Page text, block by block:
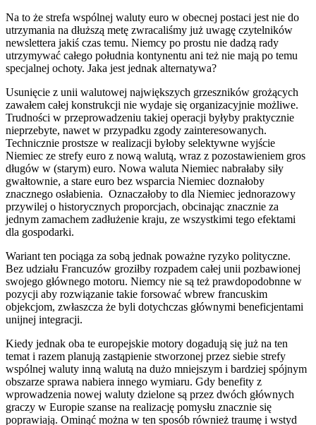
Na to że strefa wspólnej waluty euro w obecnej postaci jest nie do
utrzymania na dłuższą metę zwracaliśmy już uwagę czytelników
newslettera jakiś czas temu. Niemcy po prostu nie dadzą rady
utrzymywać całego południa kontynentu ani też nie mają po temu
specjalnej ochoty. Jaka jest jednak alternatywa?
Usunięcie z unii walutowej największych grzeszników grożących
zawałem całej konstrukcji nie wydaje się organizacyjnie możliwe.
Trudności w przeprowadzeniu takiej operacji byłyby praktycznie
nieprzebyte, nawet w przypadku zgody zainteresowanych.
Technicznie prostsze w realizacji byłoby selektywne wyjście
Niemiec ze strefy euro z nową walutą, wraz z pozostawieniem gros
długów w (starym) euro. Nowa waluta Niemiec nabrałaby siły
gwałtownie, a stare euro bez wsparcia Niemiec doznałoby
znacznego osłabienia. Oznaczałoby to dla Niemiec jednorazowy
przywilej o historycznych proporcjach, obcinając znacznie za
jednym zamachem zadłużenie kraju, ze wszystkimi tego efektami
dla gospodarki.
Wariant ten pociąga za sobą jednak poważne ryzyko polityczne.
Bez udziału Francuzów groziłby rozpadem całej unii pozbawionej
swojego głównego motoru. Niemcy nie są też prawdopodobnne w
pozycji aby rozwiązanie takie forsować wbrew francuskim
objekcjom, zwłaszcza że byli dotychczas głównymi beneficjentami
unijnej integracji.
Kiedy jednak oba te europejskie motory dogadują się już na ten
temat i razem planują zastąpienie stworzonej przez siebie strefy
wspólnej waluty inną walutą na dużo mniejszym i bardziej spójnym
obszarze sprawa nabiera innego wymiaru. Gdy benefity z
wprowadzenia nowej waluty dzielone są przez dwóch głównych
graczy w Europie szanse na realizację pomysłu znacznie się
poprawiają. Ominąć można w ten sposób również traumę i wstyd